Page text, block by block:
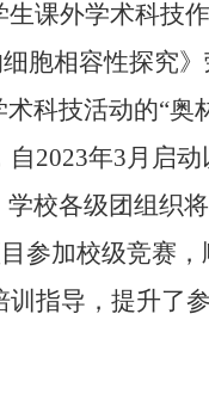
课外学术科技
胞相容性探究》
科技活动的“奥
自2023年3月启
校各级团组织
参加校级竞赛
指导，提升了